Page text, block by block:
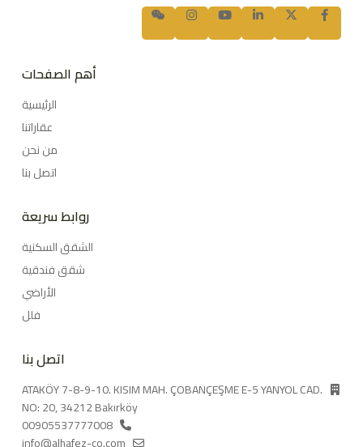
أهم الصفحات
الرئيسية
عقاراتنا
من نحن
اتصل بنا
روابط سريعة
الشقق السكنية
شقق فندقية
الأراضي
فلل
اتصل بنا
ATAKÖY 7-8-9-10. KISIM MAH. ÇOBANÇEŞME E-5 YANYOL CAD.
NO: 20, 34212 Bakırköy
00905537777008